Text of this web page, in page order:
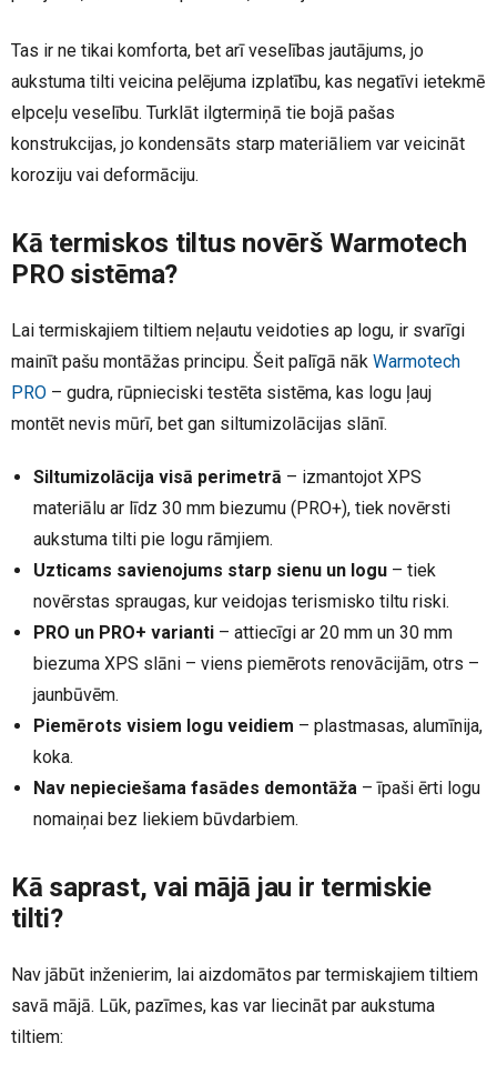
Tas ir ne tikai komforta, bet arī veselības jautājums, jo
aukstuma tilti veicina pelējuma izplatību, kas negatīvi ietekmē
elpceļu veselību. Turklāt ilgtermiņā tie bojā pašas
konstrukcijas, jo kondensāts starp materiāliem var veicināt
koroziju vai deformāciju.
Kā termiskos tiltus novērš Warmotech
PRO sistēma?
Lai termiskajiem tiltiem neļautu veidoties ap logu, ir svarīgi
mainīt pašu montāžas principu. Šeit palīgā nāk Warmotech
PRO – gudra, rūpnieciski testēta sistēma, kas logu ļauj
montēt nevis mūrī, bet gan siltumizolācijas slānī.
Siltumizolācija visā perimetrā – izmantojot XPS
materiālu ar līdz 30 mm biezumu (PRO+), tiek novērsti
aukstuma tilti pie logu rāmjiem.
Uzticams savienojums starp sienu un logu – tiek
novērstas spraugas, kur veidojas terismisko tiltu riski.
PRO un PRO+ varianti – attiecīgi ar 20 mm un 30 mm
biezuma XPS slāni – viens piemērots renovācijām, otrs –
jaunbūvēm.
Piemērots visiem logu veidiem – plastmasas, alumīnija,
koka.
Nav nepieciešama fasādes demontāža – īpaši ērti logu
nomaiņai bez liekiem būvdarbiem.
Kā saprast, vai mājā jau ir termiskie
tilti?
Nav jābūt inženierim, lai aizdomātos par termiskajiem tiltiem
savā mājā. Lūk, pazīmes, kas var liecināt par aukstuma
tiltiem: